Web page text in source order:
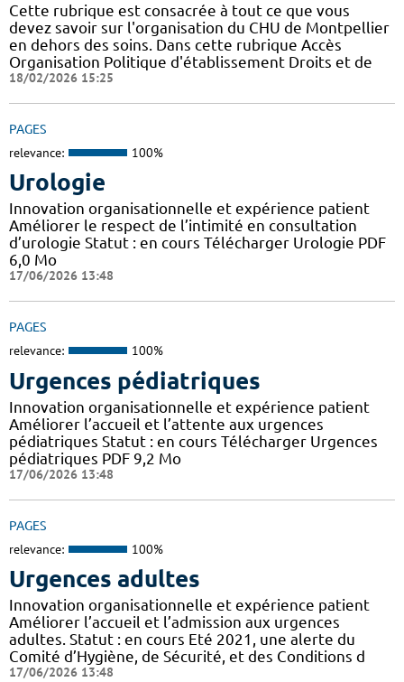
Cette rubrique est consacrée à tout ce que vous
devez savoir sur l'organisation du CHU de Montpellier
en dehors des soins. Dans cette rubrique Accès
Organisation Politique d'établissement Droits et de
18/02/2026 15:25
PAGES
relevance: 100%
Urologie
Innovation organisationnelle et expérience patient
Améliorer le respect de l’intimité en consultation
d’urologie Statut : en cours Télécharger Urologie PDF
6,0 Mo
17/06/2026 13:48
PAGES
relevance: 100%
Urgences pédiatriques
Innovation organisationnelle et expérience patient
Améliorer l’accueil et l’attente aux urgences
pédiatriques Statut : en cours Télécharger Urgences
pédiatriques PDF 9,2 Mo
17/06/2026 13:48
PAGES
relevance: 100%
Urgences adultes
Innovation organisationnelle et expérience patient
Améliorer l’accueil et l’admission aux urgences
adultes. Statut : en cours Eté 2021, une alerte du
Comité d’Hygiène, de Sécurité, et des Conditions d
17/06/2026 13:48